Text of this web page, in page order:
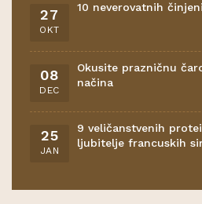
27
OKT
10 neverovatnih
08
DEC
Okusite prazničnu
načina
25
JAN
9 veličanstvenih
ljubitelje francuskih